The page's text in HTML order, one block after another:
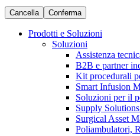
Soluzioni
Terapie
Azienda
Responsabilità
Cancella Conferma
Prodotti e Soluzioni
Soluzioni
Assistenza
B2B e partner
Kit procedurali
Smart Infusion
Soluzioni per il
Supply
Surgical Asset
Poliambulatori,